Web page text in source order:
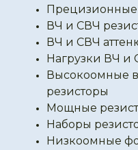
Прецизионные
ВЧ и СВЧ
ВЧ и СВЧ
Нагрузки ВЧ и
Высокоомные
резисторы
Мощные
Наборы
Низкоомные